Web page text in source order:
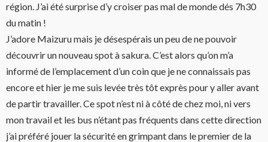
région. J’ai été surprise d’y croiser pas mal de monde dés 7h30
du matin !
J’adore Maizuru mais je désespérais un peu de ne pouvoir
découvrir un nouveau spot à sakura. C’est alors qu’on m’a
informé de l’emplacement d’un coin que je ne connaissais pas
encore et hier je me suis levée très tôt exprès pour y aller avant
de partir travailler. Ce spot n’est ni à côté de chez moi, ni vers
mon travail et les bus n’étant pas fréquents dans cette direction
j’ai préféré jouer la sécurité en grimpant dans le premierde la